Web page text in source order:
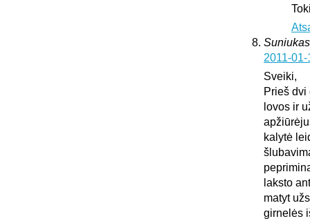
2011-
Sveiki,
Prieš
lovos ir
kalytė
laksto
matyt
girnelės